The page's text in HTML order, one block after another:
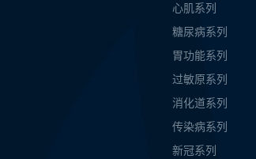
心肌系列
糖尿病系列
胃功能系列
过敏原系列
消化道系列
传染病系列
新冠系列